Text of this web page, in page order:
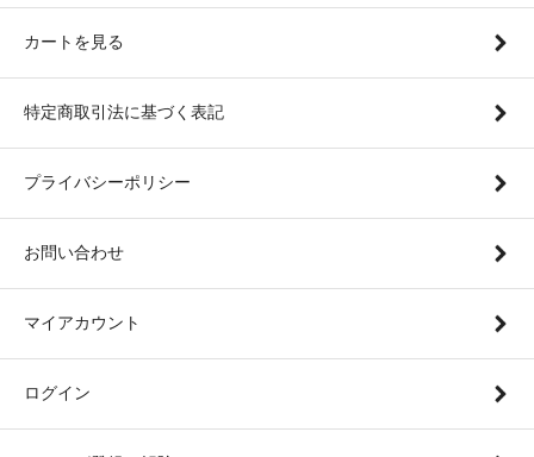
カートを見る
特定商取引法に基づく表記
プライバシーポリシー
お問い合わせ
マイアカウント
ログイン